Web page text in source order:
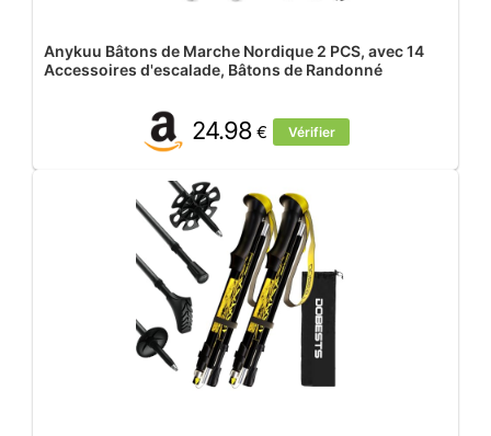
Anykuu Bâtons de Marche Nordique 2 PCS, avec 14
Accessoires d'escalade, Bâtons de Randonné
24.98€ Vérifier